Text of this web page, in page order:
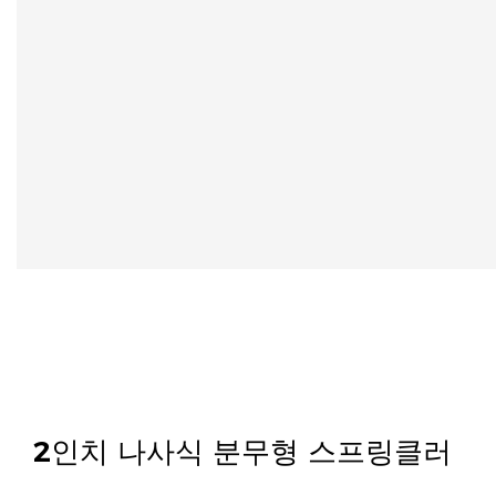
2인치 나사식 분무형 스프링클러